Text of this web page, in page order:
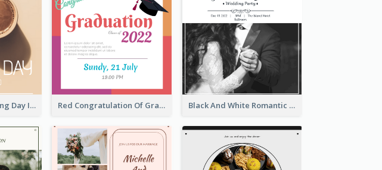
Brown Coffee Tasting Day In December Invitation Red Congratulation Of Graduation 2020 Invitation Black And White Romantic Wedding Party